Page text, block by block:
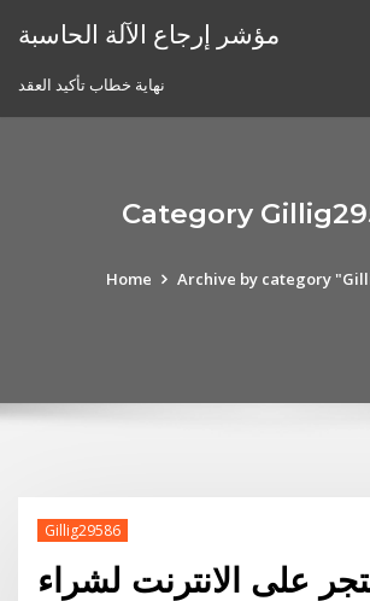
مؤشر إرجاع الآلة الحاسبة
نهاية خطاب تأكيد العقد
Category
Home Archive by category
Gillig29586
على الانترنت لشراء